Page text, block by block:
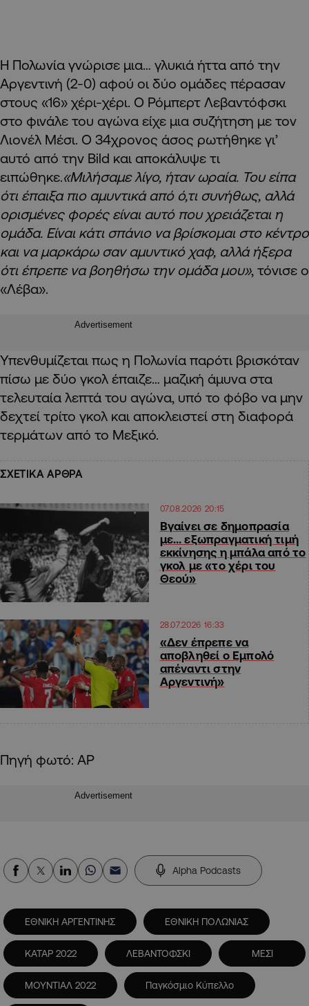
Η Πολωνία γνώρισε μια… γλυκιά ήττα από την
Αργεντινή (2-0) αφού οι δύο ομάδες πέρασαν
στους «16» χέρι-χέρι. Ο Ρόμπερτ Λεβαντόφσκι
στο φινάλε του αγώνα είχε μια συζήτηση με τον
Λιονέλ Μέσι. Ο 34χρονος άσος ρωτήθηκε γι’
αυτό από την Bild και αποκάλυψε τι
ειπώθηκε.«Μιλήσαμε λίγο, ήταν ωραία. Του είπα
ότι έπαιξα πιο αμυντικά από ό,τι συνήθως, αλλά
ορισμένες φορές είναι αυτό που χρειάζεται η
ομάδα. Είναι κάτι σπάνιο να βρίσκομαι στο κέντρο
και να μαρκάρω σαν αμυντικό χαφ, αλλά ήξερα
ότι έπρεπε να βοηθήσω την ομάδα μου», τόνισε ο
«Λέβα».
Advertisement
Υπενθυμίζεται πως η Πολωνία παρότι βρισκόταν
πίσω με δύο γκολ έπαιζε… μαζική άμυνα στα
τελευταία λεπτά του αγώνα, υπό το φόβο να μην
δεχτεί τρίτο γκολ και αποκλειστεί στη διαφορά
τερμάτων από το Μεξικό.
ΣΧΕΤΙΚΑ ΑΡΘΡΑ
07.08.2026 20:15
Βγαίνει σε δημοπρασία
με… εξωπραγματική τιμή
εκκίνησης η μπάλα από το
γκολ με «το χέρι του
Θεού»
28.07.2026 16:33
«Δεν έπρεπε να
αποβληθεί ο Εμπολό
απέναντι στην
Αργεντινή»
Πηγή φωτό: AP
Advertisement
Alpha Podcasts
ΕΘΝΙΚΗ ΑΡΓΕΝΤΙΝΗΣ ΕΘΝΙΚΗ ΠΟΛΩΝΙΑΣ
ΚΑΤΑΡ 2022 ΛΕΒΑΝΤΟΦΣΚΙ ΜΕΣΙ
ΜΟΥΝΤΙΑΛ 2022 Παγκόσμιο Κύπελλο